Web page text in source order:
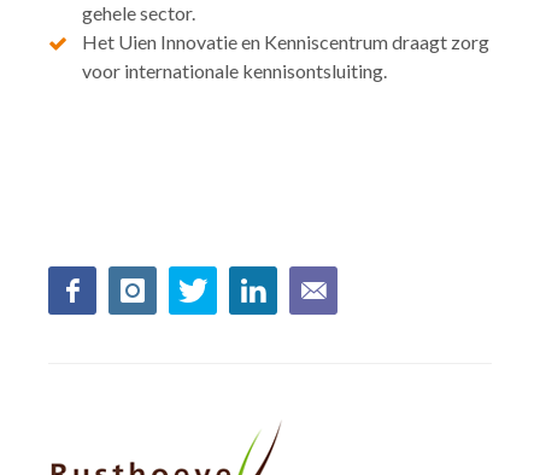
gehele sector.
Het Uien Innovatie en Kenniscentrum draagt zorg
voor internationale kennisontsluiting.